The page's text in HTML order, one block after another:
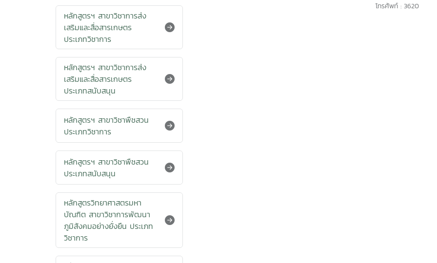
หลักสูตรฯ สาขาวิชาการส่ง
เสริมและสื่อสารเกษตร
ประเภทวิชาการ
หลักสูตรฯ สาขาวิชาการส่ง
เสริมและสื่อสารเกษตร
ประเภทสนับสนุน
หลักสูตรฯ สาขาวิชาพืชสวน
ประเภทวิชาการ
หลักสูตรฯ สาขาวิชาพืชสวน
ประเภทสนับสนุน
หลักสูตรวิทยาศาสตรมหา
บัณฑิต สาขาวิชาการพัฒนา
ภูมิสังคมอย่างยั่งยืน ประเภท
วิชาการ
โทรศัพท์ : 3620